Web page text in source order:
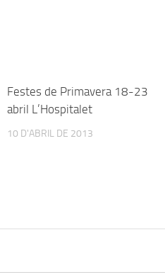
Festes de Primavera 18-23
abril L’Hospitalet
10 D'ABRIL DE 2013